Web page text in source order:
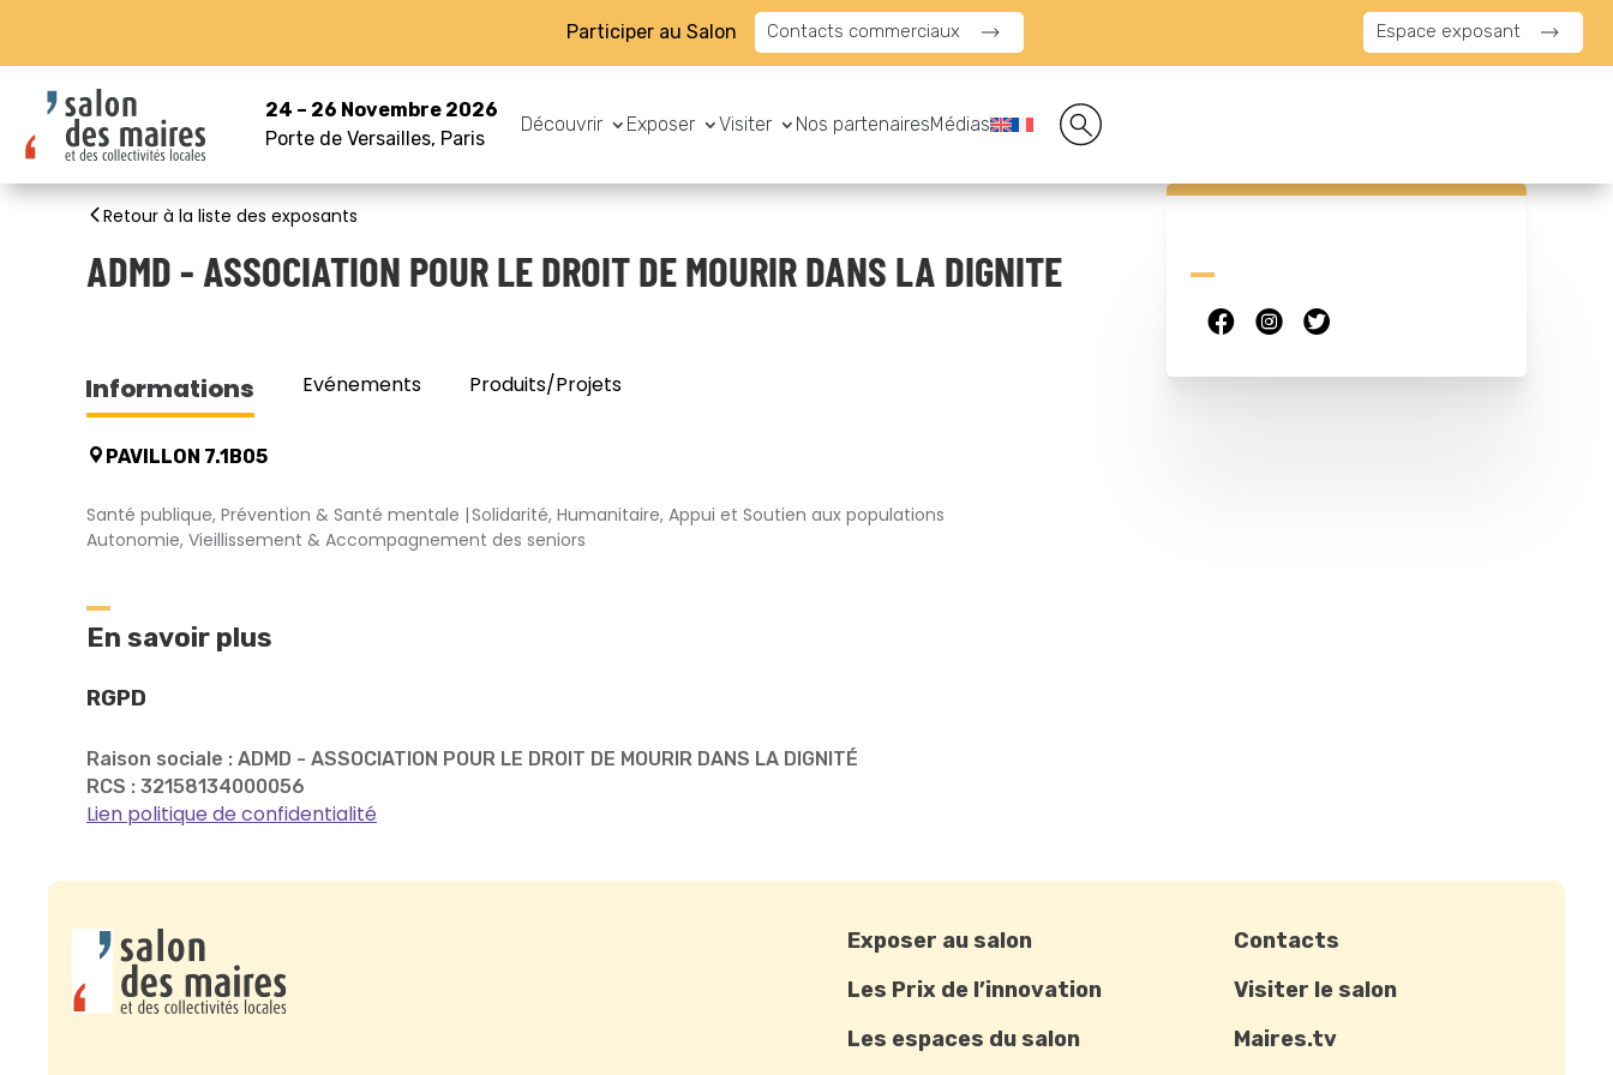
Participer au Salon Contacts commerciaux Espace exposant
24 – 26 Novembre 2026
Porte de Versailles, Paris
Découvrir Exposer Visiter Nos partenairesMédias
Retour à la liste des exposants
ADMD - ASSOCIATION POUR LE DROIT DE MOURIR DANS LA DIGNITE
Informations Evénements Produits/Projets
PAVILLON 7.1B05
Santé publique, Prévention & Santé mentale Solidarité, Humanitaire, Appui et Soutien aux populations
Autonomie, Vieillissement & Accompagnement des seniors
En savoir plus
RGPD
Raison sociale : ADMD - ASSOCIATION POUR LE DROIT DE MOURIR DANS LA DIGNITÉ
RCS : 32158134000056
Lien politique de confidentialité
Exposer au salon
Les Prix de l’innovation
Les espaces du salon
Contacts
Visiter le salon
Maires.tv